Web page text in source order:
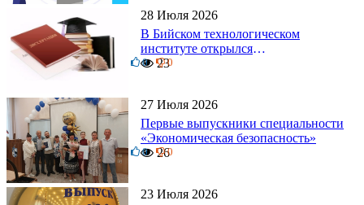
28 Июля 2026
В Бийском технологическом
институте открылся
диссертационный совет!
0 0
23
27 Июля 2026
Первые выпускники специальности
«Экономическая безопасность»
0 0
26
23 Июля 2026